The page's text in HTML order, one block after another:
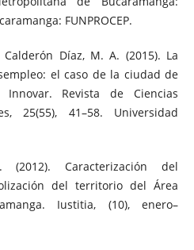
FUNPROCEP.
Díaz, M. A. (2015). La
el caso de la ciudad de
Innovar. Revista de Ciencias
25(55), 41–58. Universidad
Caracterización del
del territorio del Área
Iustitia, (10), enero–